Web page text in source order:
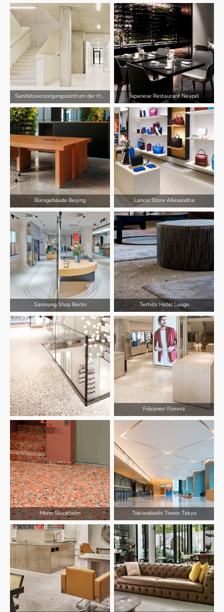
Sanitätsversorgungszentrum der Hermann-Köhl-Kaserne Niedestetten Japanese Restaurant Neapel
Bürogebäude Beijing Lancel Store Allesandria
Samsung Shop Berlin Terhills Hotel Luogo
Folconeri Florenz
Mono Stockholm Tokiwabashi Tower Tokyo